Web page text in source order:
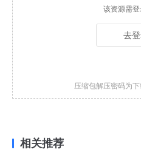
该资源需
去
压缩包解压密码为下
相关推荐